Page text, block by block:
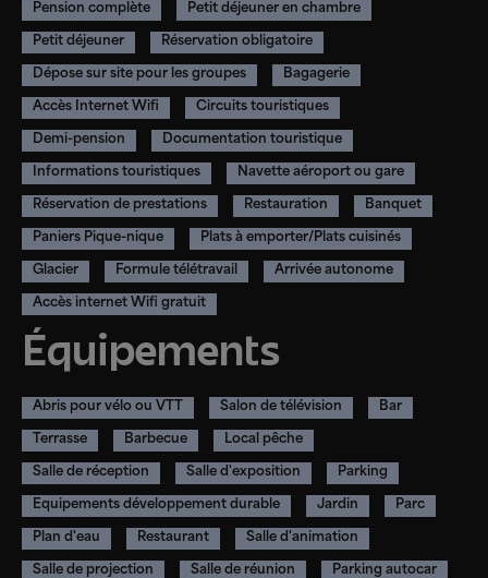
Pension complète Petit déjeuner en chambre
Petit déjeuner Réservation obligatoire
Dépose sur site pour les groupes Bagagerie
Accès Internet Wifi Circuits touristiques
Demi-pension Documentation touristique
Informations touristiques Navette aéroport ou gare
Réservation de prestations Restauration Banquet
Paniers Pique-nique Plats à emporter/Plats cuisinés
Glacier Formule télétravail Arrivée autonome
Accès internet Wifi gratuit
Équipements
Abris pour vélo ou VTT Salon de télévision Bar
Terrasse Barbecue Local pêche
Salle de réception Salle d'exposition Parking
Equipements développement durable Jardin Parc
Plan d'eau Restaurant Salle d'animation
Salle de projection Salle de réunion Parking autocar